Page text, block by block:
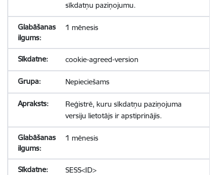
sīkdatņu paziņojumu.
1 mēnesis
cookie-agreed-version
Nepieciešams
Reģistrē, kuru sīkdatņu paziņojuma
versiju lietotājs ir apstiprinājis.
1 mēnesis
SESS<ID>